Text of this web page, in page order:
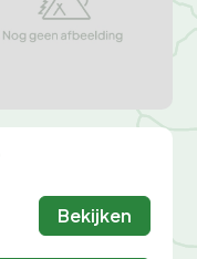
Bekijken